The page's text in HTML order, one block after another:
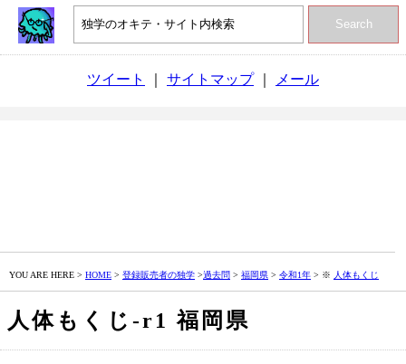
Search
ツイート サイトマップ｜ メール
YOU ARE HERE > HOME > 登録販売者の独学 >過去問 > 福岡県 > 令和1年 > ※ 人体もくじ
人体もくじ‐r1 福岡県